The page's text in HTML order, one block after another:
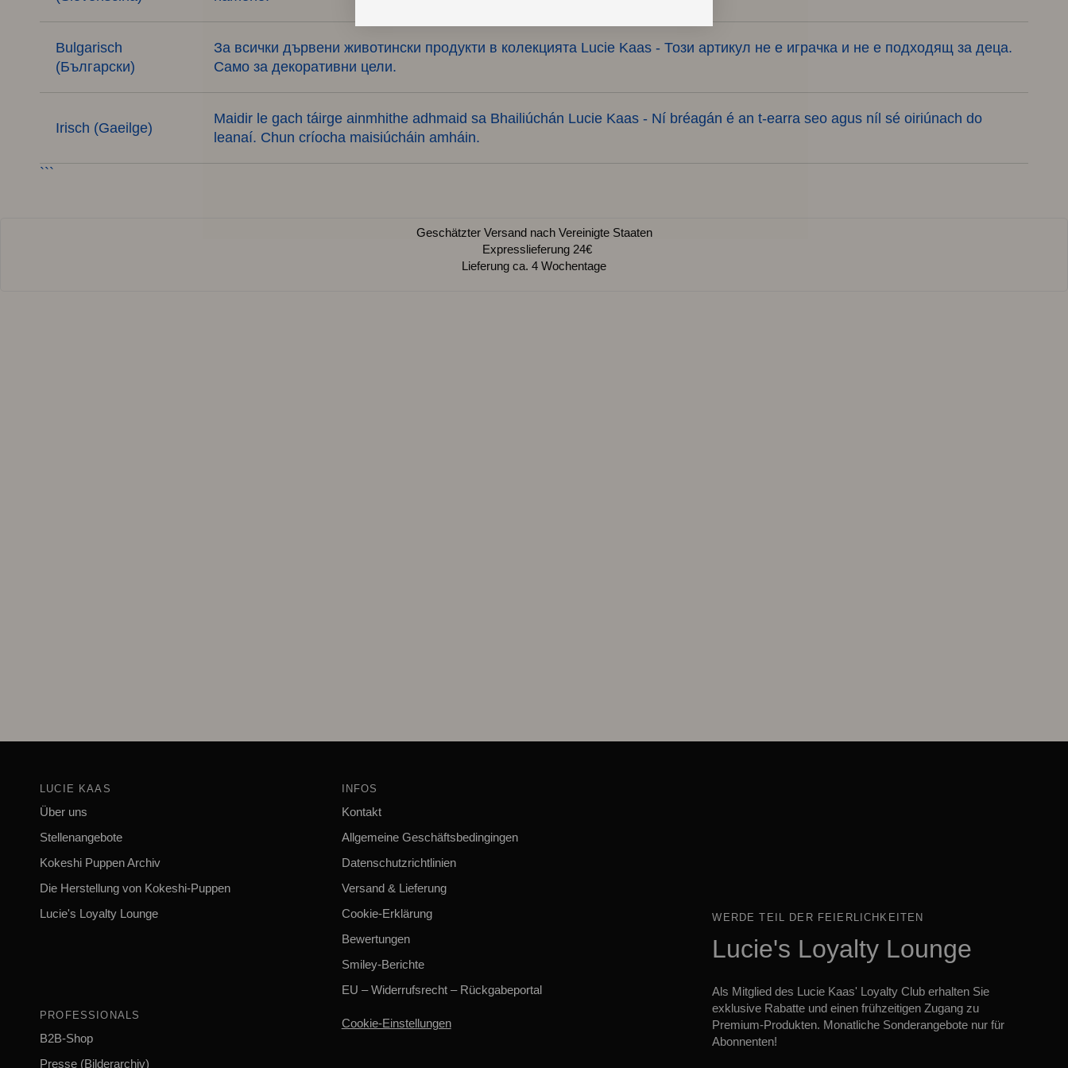
Bulgarisch
(Български)
За всички дървени животински продукти в колекцията Lucie Kaas - Този артикул не е играчка и не е подходящ за деца.
Само за декоративни цели.
Irisch (Gaeilge)
Maidir le gach táirge ainmhithe adhmaid sa Bhailiúchán Lucie Kaas - Ní bréagán é an t-earra seo agus níl sé oiriúnach do
leanaí. Chun críocha maisiúcháin amháin.
```
Geschätzter Versand nach Vereinigte Staaten
Expresslieferung 24€
Lieferung ca. 4 Wochentage
WERDE TEIL DER FEIERLICHKEITEN
Lucie's Loyalty Lounge
Als Mitglied des Lucie Kaas' Loyalty Club erhalten Sie
exklusive Rabatte und einen frühzeitigen Zugang zu
Premium-Produkten. Monatliche Sonderangebote nur für
Abonnenten!
LUCIE KAAS
Über uns
Stellenangebote
Kokeshi Puppen Archiv
Die Herstellung von Kokeshi-Puppen
Lucie's Loyalty Lounge
INFOS
Kontakt
Allgemeine Geschäftsbedingingen
Datenschutzrichtlinien
Versand & Lieferung
Cookie-Erklärung
Bewertungen
Smiley-Berichte
EU – Widerrufsrecht – Rückgabeportal
PROFESSIONALS
B2B-Shop
Presse (Bilderarchiv)
Cookie-Einstellungen